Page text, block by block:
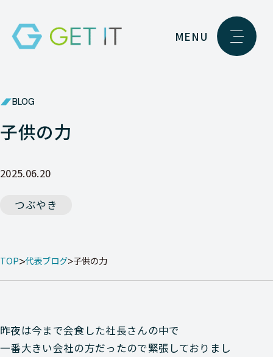
MENU
BLOG
子供の力
2025.06.20
つぶやき
TOP 代表ブログ 子供の力
昨夜は今まで会食した社長さんの中で
一番大きい会社の方だったので緊張しておりまし